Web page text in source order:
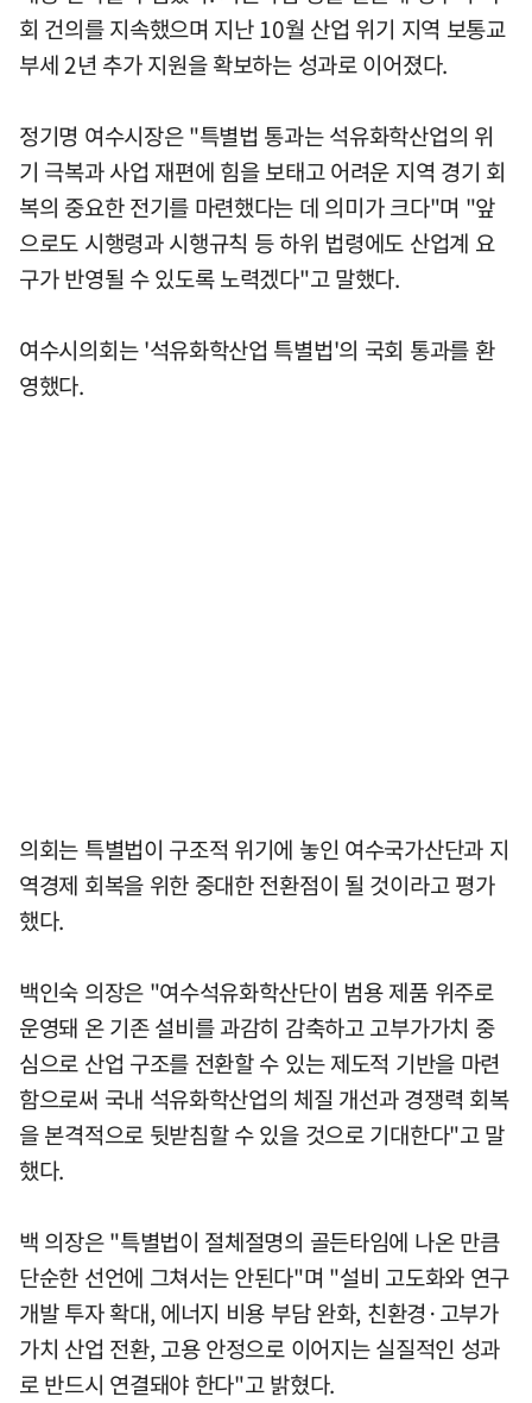
회 건의를 지속했으며 지난 10월 산업 위기 지역 보통교
부세 2년 추가 지원을 확보하는 성과로 이어졌다.
정기명 여수시장은 "특별법 통과는 석유화학산업의 위
기 극복과 사업 재편에 힘을 보태고 어려운 지역 경기 회
복의 중요한 전기를 마련했다는 데 의미가 크다"며 "앞
으로도 시행령과 시행규칙 등 하위 법령에도 산업계 요
구가 반영될 수 있도록 노력겠다"고 말했다.
여수시의회는 '석유화학산업 특별법'의 국회 통과를 환
영했다.
의회는 특별법이 구조적 위기에 놓인 여수국가산단과 지
역경제 회복을 위한 중대한 전환점이 될 것이라고 평가
했다.
백인숙 의장은 "여수석유화학산단이 범용 제품 위주로
운영돼 온 기존 설비를 과감히 감축하고 고부가가치 중
심으로 산업 구조를 전환할 수 있는 제도적 기반을 마련
함으로써 국내 석유화학산업의 체질 개선과 경쟁력 회복
을 본격적으로 뒷받침할 수 있을 것으로 기대한다"고 말
했다.
백 의장은 "특별법이 절체절명의 골든타임에 나온 만큼
단순한 선언에 그쳐서는 안된다"며 "설비 고도화와 연구
개발 투자 확대, 에너지 비용 부담 완화, 친환경·고부가
가치 산업 전환, 고용 안정으로 이어지는 실질적인 성과
로 반드시 연결돼야 한다"고 밝혔다.